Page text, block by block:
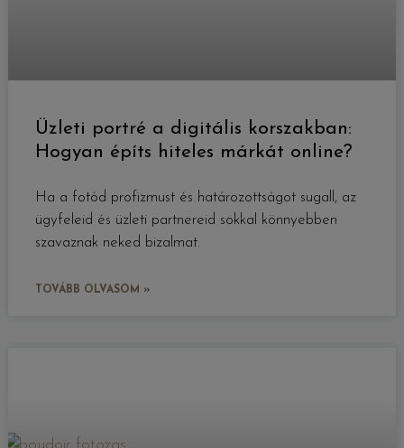
Üzleti portré a digitális korszakban:
Hogyan építs hiteles márkát online?
Ha a fotód profizmust és határozottságot sugall, az
ügyfeleid és üzleti partnereid sokkal könnyebben
szavaznak neked bizalmat.
TOVÁBB OLVASOM »